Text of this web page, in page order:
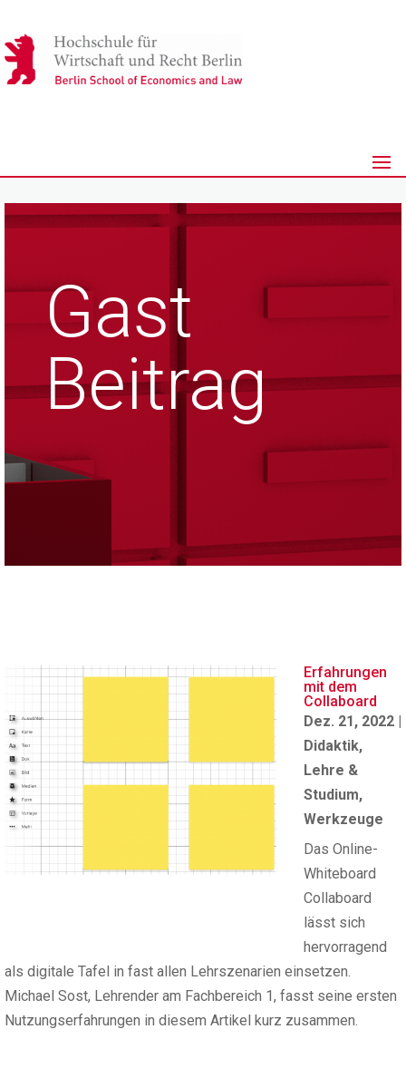
Gast
Beitrag
Erfahrungen
mit dem
Collaboard
Dez. 21, 2022 |
Didaktik,
Lehre &
Studium,
Werkzeuge
Das Online-
Whiteboard
Collaboard
lässt sich
hervorragend
als digitale Tafel in fast allen Lehrszenarien einsetzen.
Michael Sost, Lehrender am Fachbereich 1, fasst seine ersten
Nutzungserfahrungen in diesem Artikel kurz zusammen.